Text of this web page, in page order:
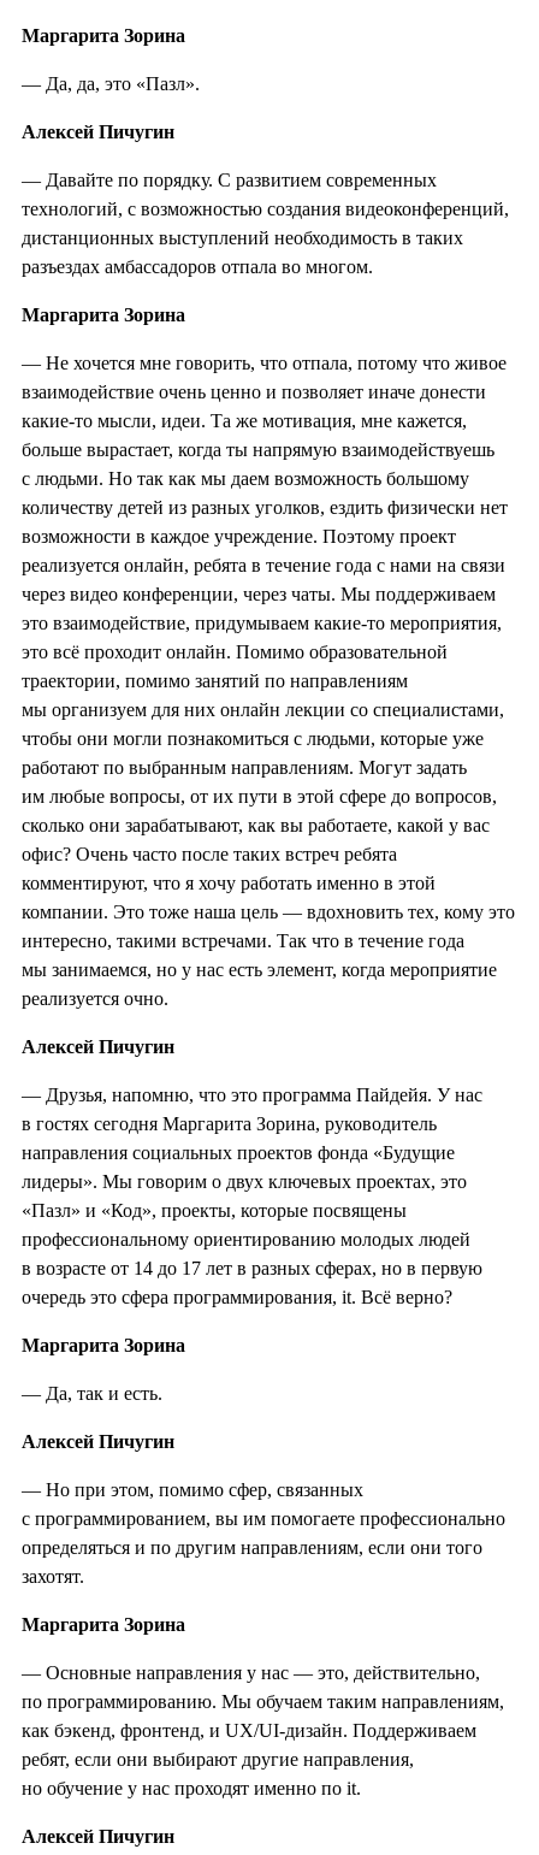
Маргарита Зорина
— Да, да, это «Пазл».
Алексей Пичугин
— Давайте по порядку. С развитием современных
технологий, с возможностью создания видеоконференций,
дистанционных выступлений необходимость в таких
разъездах амбассадоров отпала во многом.
Маргарита Зорина
— Не хочется мне говорить, что отпала, потому что живое
взаимодействие очень ценно и позволяет иначе донести
какие-то мысли, идеи. Та же мотивация, мне кажется,
больше вырастает, когда ты напрямую взаимодействуешь
с людьми. Но так как мы даем возможность большому
количеству детей из разных уголков, ездить физически нет
возможности в каждое учреждение. Поэтому проект
реализуется онлайн, ребята в течение года с нами на связи
через видео конференции, через чаты. Мы поддерживаем
это взаимодействие, придумываем какие-то мероприятия,
это всё проходит онлайн. Помимо образовательной
траектории, помимо занятий по направлениям
мы организуем для них онлайн лекции со специалистами,
чтобы они могли познакомиться с людьми, которые уже
работают по выбранным направлениям. Могут задать
им любые вопросы, от их пути в этой сфере до вопросов,
сколько они зарабатывают, как вы работаете, какой у вас
офис? Очень часто после таких встреч ребята
комментируют, что я хочу работать именно в этой
компании. Это тоже наша цель — вдохновить тех, кому это
интересно, такими встречами. Так что в течение года
мы занимаемся, но у нас есть элемент, когда мероприятие
реализуется очно.
Алексей Пичугин
— Друзья, напомню, что это программа Пайдейя. У нас
в гостях сегодня Маргарита Зорина, руководитель
направления социальных проектов фонда «Будущие
лидеры». Мы говорим о двух ключевых проектах, это
«Пазл» и «Код», проекты, которые посвящены
профессиональному ориентированию молодых людей
в возрасте от 14 до 17 лет в разных сферах, но в первую
очередь это сфера программирования, it. Всё верно?
Маргарита Зорина
— Да, так и есть.
Алексей Пичугин
— Но при этом, помимо сфер, связанных
с программированием, вы им помогаете профессионально
определяться и по другим направлениям, если они того
захотят.
Маргарита Зорина
— Основные направления у нас — это, действительно,
по программированию. Мы обучаем таким направлениям,
как бэкенд, фронтенд, и UX/UI-дизайн. Поддерживаем
ребят, если они выбирают другие направления,
но обучение у нас проходят именно по it.
Алексей Пичугин